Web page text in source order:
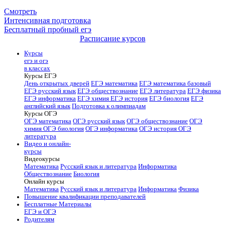
Смотреть
Интенсивная подготовка
Бесплатный пробный егэ
Расписание курсов
Курсы
егэ и огэ
в классах
Курсы ЕГЭ
День открытых дверей ЕГЭ математика ЕГЭ математика базовый
ЕГЭ русский язык ЕГЭ обществознание ЕГЭ литература ЕГЭ физика
ЕГЭ информатика ЕГЭ химия ЕГЭ история ЕГЭ биология ЕГЭ
английский язык Подготовка к олимпиадам
Курсы ОГЭ
ОГЭ математика ОГЭ русский язык ОГЭ обществознание ОГЭ
химия ОГЭ биология ОГЭ информатика ОГЭ история ОГЭ
литература
Видео и онлайн-
курсы
Видеокурсы
Математика Русский язык и литература Информатика
Обществознание Биология
Онлайн курсы
Математика Русский язык и литература Информатика Физика
Повышение квалификации преподавателей
Бесплатные Материалы
ЕГЭ и ОГЭ
Родителям